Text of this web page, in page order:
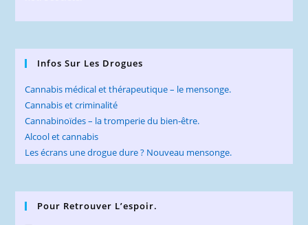
Infos Sur Les Drogues
Cannabis médical et thérapeutique – le mensonge.
Cannabis et criminalité
Cannabinoïdes – la tromperie du bien-être.
Alcool et cannabis
Les écrans une drogue dure ? Nouveau mensonge.
Pour Retrouver L’espoir.